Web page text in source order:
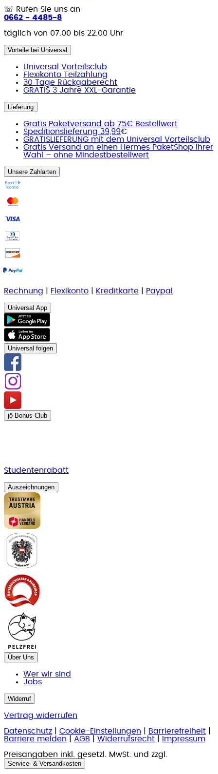
☏ Rufen Sie uns an
0662 - 4485-8
täglich von 07.00 bis 22.00 Uhr
Vorteile bei Universal
Universal Vorteilsclub
Flexikonto Teilzahlung
30 Tage Rückgaberecht
GRATIS 3 Jahre XXL-Garantie
Lieferung
Gratis Paketversand ab 75€ Bestellwert
Speditionslieferung 39,99€
GRATISLIEFERUNG mit dem Universal Vorteilsclub
Gratis Versand an einen Hermes PaketShop Ihrer
Wahl – ohne Mindestbestellwert
Unsere Zahlarten
Rechnung Flexikonto Kreditkarte Paypal
Universal App
Universal folgen
jö Bonus Club
Studentenrabatt
Auszeichnungen
Über Uns
Wer wir sind
Jobs
Widerruf
Vertrag widerrufen
Datenschutz
Cookie-Einstellungen Barrierefreiheit
Barriere melden
AGB Widerrufsrecht
Impressum
Preisangaben inkl. gesetzl. MwSt. und zzgl.
Service- & Versandkosten